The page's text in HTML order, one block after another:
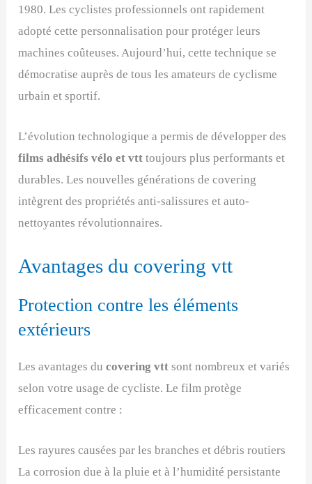
1980. Les cyclistes professionnels ont rapidement
adopté cette personnalisation pour protéger leurs
machines coûteuses. Aujourd’hui, cette technique se
démocratise auprès de tous les amateurs de cyclisme
urbain et sportif.
L’évolution technologique a permis de développer des
films adhésifs vélo et vtt toujours plus performants et
durables. Les nouvelles générations de covering
intègrent des propriétés anti-salissures et auto-
nettoyantes révolutionnaires.
Avantages du covering vtt
Protection contre les éléments
extérieurs
Les avantages ducovering vtt sont nombreux et variés
selon votre usage de cycliste. Le film protège
efficacement contre :
Les rayures causées par les branches et débris routiers
La corrosion due à la pluie et à l’humidité persistante